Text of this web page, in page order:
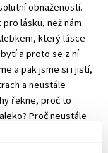
obnažeností.
lásku, než nám
který lásce
a proto se z ní
a pak jsme si i jistí,
a neustále
řekne, proč to
Proč neustále